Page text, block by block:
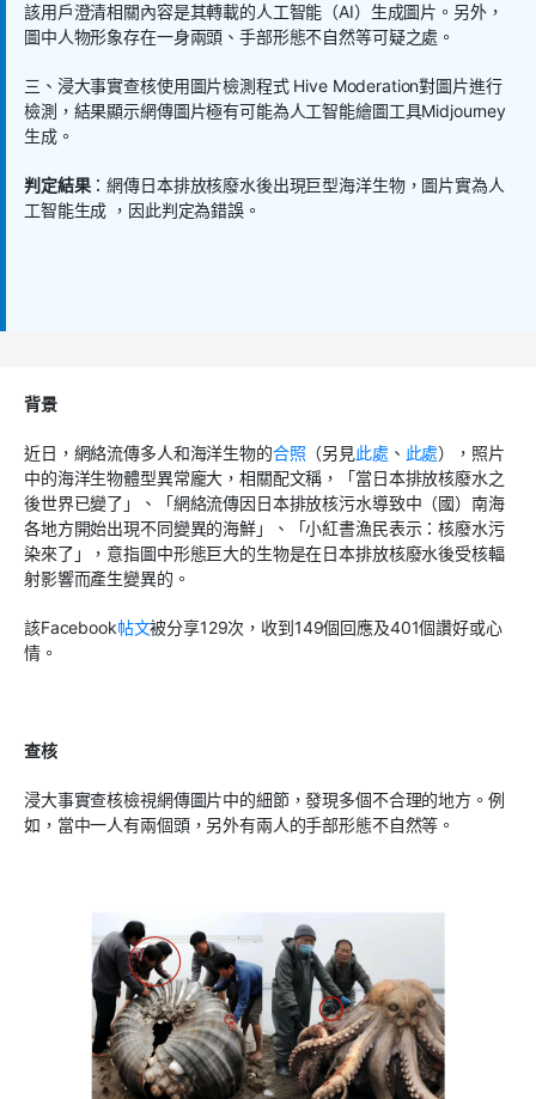
該用戶澄清相關內容是其轉載的人工智能（AI）生成圖片。另外，
圖中人物形象存在一身兩頭、手部形態不自然等可疑之處。
三、浸大事實查核使用圖片檢測程式 Hive Moderation對圖片進行
檢測，結果顯示網傳圖片極有可能為人工智能繪圖工具Midjourney
生成。
判定結果：網傳日本排放核廢水後出現巨型海洋生物，圖片實為人
工智能生成 ，因此判定為錯誤。
背景
近日，網絡流傳多人和海洋生物的合照 （另見此處 、 此處），照片
中的海洋生物體型異常龐大，相關配文稱，「當日本排放核廢水之
後世界已變了」、「網絡流傳因日本排放核污水導致中（國）南海
各地方開始出現不同變異的海鮮」、「小紅書漁民表示：核廢水污
染來了」，意指圖中形態巨大的生物是在日本排放核廢水後受核輻
射影響而產生變異的。
該Facebook帖文被分享129次，收到149個回應及401個讚好或心
情。
查核
浸大事實查核檢視網傳圖片中的細節，發現多個不合理的地方。例
如，當中一人有兩個頭，另外有兩人的手部形態不自然等。